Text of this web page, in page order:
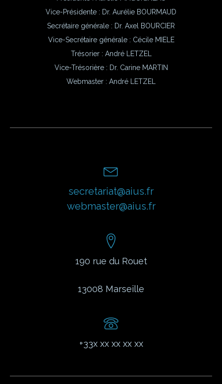
Vice-Présidente : Dr. Aurélie BOURMAUD
Secrétaire générale : Dr. Axel BOURCIER
Vice-Secrétaire générale : Cécile MIELE
Trésorier : André LETZEL
Vice-Trésorière : Dr. Carine MARTIN
Webmaster : André LETZEL
secretariat@aius.fr
webmaster@aius.fr
190 rue du Rouet
13008 Marseille
+33x xx xx xx xx